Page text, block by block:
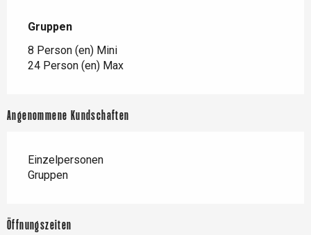
Gruppen
Gruppen
8 Person (en) Mini
24 Person (en) Max
Angenommene Kundschaften
Einzelpersonen
Gruppen
Öffnungszeiten